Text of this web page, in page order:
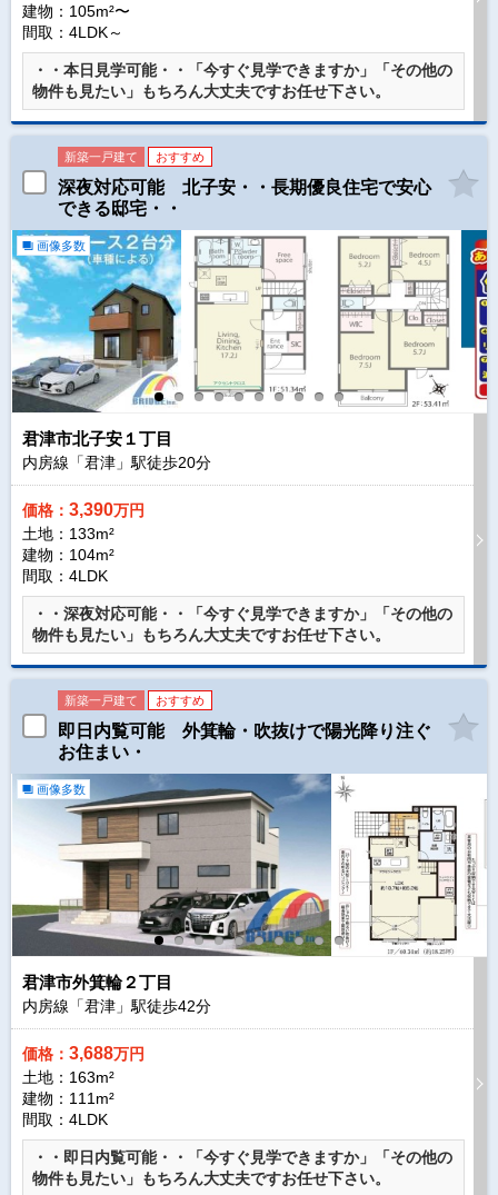
建物：105m²〜
間取：4LDK～
・・本日見学可能・・「今すぐ見学できますか」「その他の
物件も見たい」もちろん大丈夫ですお任せ下さい。
新築一戸建て おすすめ
深夜対応可能 北子安・・長期優良住宅で安心
できる邸宅・・
画像多数
君津市北子安１丁目
内房線「君津」駅徒歩20分
価格： 3,390万円
土地：133m²
建物：104m²
間取：4LDK
・・深夜対応可能・・「今すぐ見学できますか」「その他の
物件も見たい」もちろん大丈夫ですお任せ下さい。
新築一戸建て おすすめ
即日内覧可能 外箕輪・吹抜けで陽光降り注ぐ
お住まい・
画像多数
君津市外箕輪２丁目
内房線「君津」駅徒歩42分
価格： 3,688万円
土地：163m²
建物：111m²
間取：4LDK
・・即日内覧可能・・「今すぐ見学できますか」「その他の
物件も見たい」もちろん大丈夫ですお任せ下さい。